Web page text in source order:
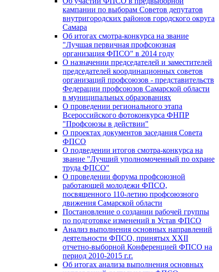
кампании по выборам Советов депутатов
внутригородских районов городского округа
Самара
Об итогах смотра-конкурса на звание
"Лучшая первичная профсоюзная
организация ФПСО" в 2014 году
О назначении председателей и заместителей
председателей координационных советов
организаций профсоюзов - представительств
Федерации профсоюзов Самарской области
в муниципальных образованиях
О проведении регионального этапа
Всероссийского фотоконкурса ФНПР
"Профсоюзы в действии"
О проектах документов заседания Совета
ФПСО
О подведении итогов смотра-конкурса на
звание "Лучший уполномоченный по охране
труда ФПСО"
О проведении форума профсоюзной
работающей молодежи ФПСО,
посвященного 110-летию профсоюзного
движения Самарской области
Постановление о создании рабочей группы
по подготовке изменений в Устав ФПСО
Анализ выполнения основных направлений
деятельности ФПСО, принятых XXII
отчетно-выборной Конференцией ФПСО на
период 2010-2015 г.г.
Об итогах анализа выполнения основных